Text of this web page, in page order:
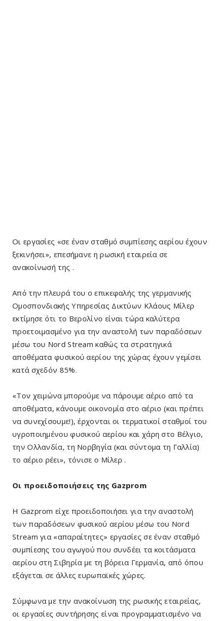
Οι εργασίες «σε έναν σταθμό συμπίεσης αερίου έχουν
ξεκινήσει», επεσήμανε η ρωσική εταιρεία σε
ανακοίνωσή της .
Από την πλευρά του ο επικεφαλής της γερμανικής
Ομοσπονδιακής Υπηρεσίας Δικτύων Κλάους Μίλερ
εκτίμησε ότι το Βερολίνο είναι τώρα καλύτερα
προετοιμασμένο για την αναστολή των παραδόσεων
μέσω του Nord Stream καθώς τα στρατηγικά
αποθέματα φυσικού αερίου της χώρας έχουν γεμίσει
κατά σχεδόν 85%.
«Τον χειμώνα μπορούμε να πάρουμε αέριο από τα
αποθέματα, κάνουμε οικονομία στο αέριο (και πρέπει
να συνεχίσουμε!), έρχονται οι τερματικοί σταθμοί του
υγροποιημένου φυσικού αερίου και χάρη στο Βέλγιο,
την Ολλανδία, τη Νορβηγία (και σύντομα τη Γαλλία)
το αέριο ρέει», τόνισε ο Μίλερ .
Οι προειδοποιήσεις της Gazprom
Η Gazprom είχε προειδοποιήσει για την αναστολή
των παραδόσεων φυσικού αερίου μέσω του Nord
Stream για «απαραίτητες» εργασίες σε έναν σταθμό
συμπίεσης του αγωγού που συνδέει τα κοιτάσματα
αερίου στη Σιβηρία με τη βόρεια Γερμανία, από όπου
εξάγεται σε άλλες ευρωπαϊκές χώρες.
Σύμφωνα με την ανακοίνωση της ρωσικής εταιρείας,
οι εργασίες συντήρησης είναι προγραμματισμένο να